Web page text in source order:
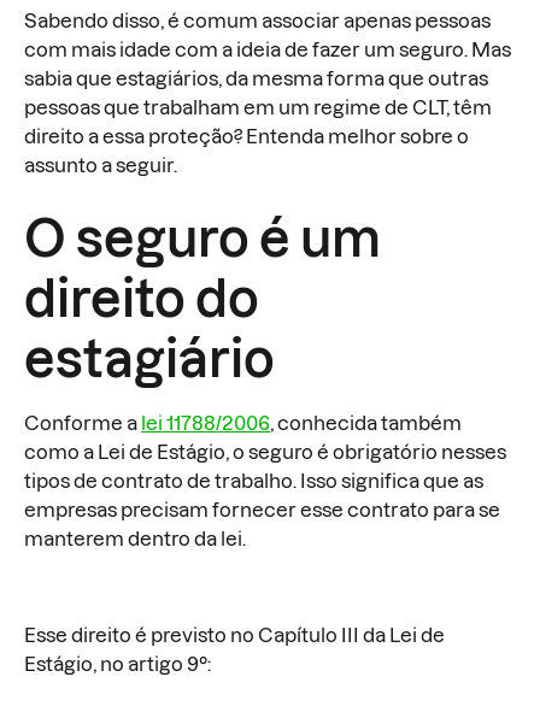
Sabendo disso, é comum associar apenas pessoas
com mais idade com a ideia de fazer um seguro. Mas
sabia que estagiários, da mesma forma que outras
pessoas que trabalham em um regime de CLT, têm
direito a essa proteção? Entenda melhor sobre o
assunto a seguir.
O seguro é um
direito do
estagiário
Conforme a lei 11788/2006, conhecida também
como a Lei de Estágio, o seguro é obrigatório nesses
tipos de contrato de trabalho. Isso significa que as
empresas precisam fornecer esse contrato para se
manterem dentro da lei.
Esse direito é previsto no Capítulo III da Lei de
Estágio, no artigo 9°: